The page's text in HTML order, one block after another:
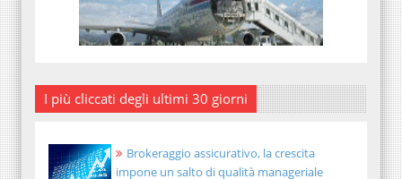
I più cliccati degli ultimi 30 giorni
Brokeraggio assicurativo, la crescita
impone un salto di qualità manageriale